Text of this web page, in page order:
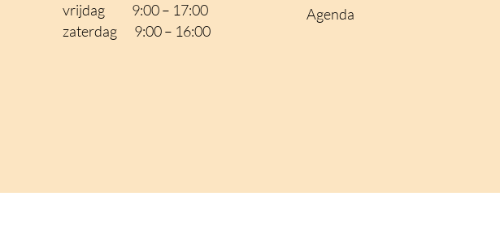
vrijdag 9:00 – 17:00
zaterdag 9:00 – 16:00
Agenda